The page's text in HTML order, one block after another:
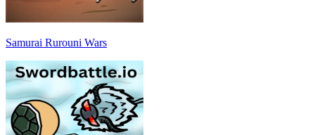
Samurai Rurouni Wars